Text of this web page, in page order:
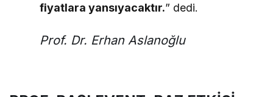
fiyatlara yansıyacaktır.” dedi.
Prof. Dr. Erhan Aslanoğlu